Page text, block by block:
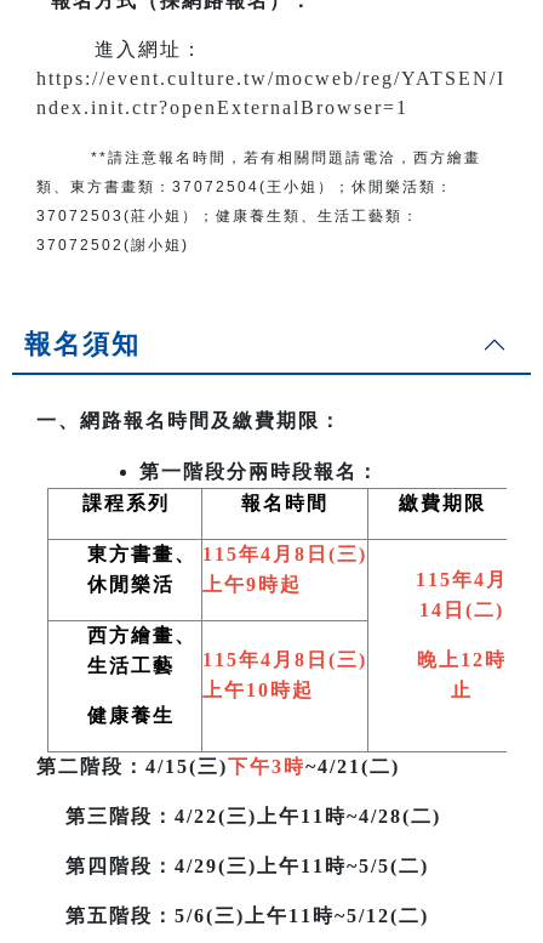
進入網址：
https://event.culture.tw/mocweb/reg/YATSEN/I
ndex.init.ctr?openExternalBrowser=1
**請注意報名時間，若有相關問題 請電洽 ， 西方繪畫
類、東方書畫類： 37072504(王小姐） ； 休閒樂活類：
37072503(莊小姐）； 健康養生類、生活工藝類：
37072502(謝小姐)
報名須知
一、網路報名時間及繳費期限：
第一階段分兩時段報名：
課程系列
報名時間 繳費期限
東方書畫、
休閒樂活
115年4月8日(三)
上午9時起
115年4月
14日(二)
晚上12時
止
西方繪畫、
生活工藝
健康養生
115年4月8日(三)
上午10時起
第二階段 ：4/15(三)下午3時~4/21(二)
第三階段 ：4/22(三)上午11時~4/28(二)
第四階段：4/29(三)上午11時~5/5(二)
第五階段：5/6(三)上午11時~5/12(二)